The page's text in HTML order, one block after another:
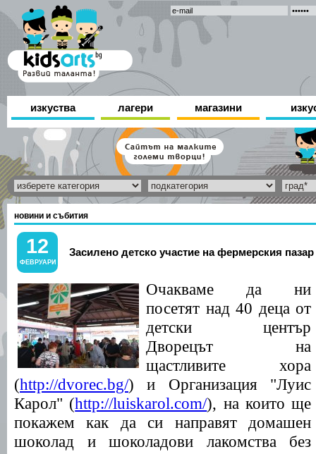
изкуства лагери магазини
новини и събития
12
ФЕВРУАРИ
Засилено детско участие на фермерския
Очакваме да ни
посетят над 40 деца от
детски център
Дворецът на
щастливите хора
(http://dvorec.bg/) и Организация "Луис
Карол" (http://luiskarol.com/), на които ще
покажем как да си направят домашен
шоколад и шоколадови лакомства без